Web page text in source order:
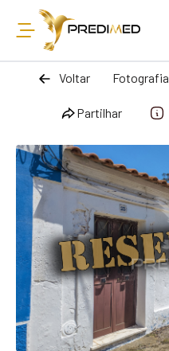
Voltar Fotografia
Partilhar